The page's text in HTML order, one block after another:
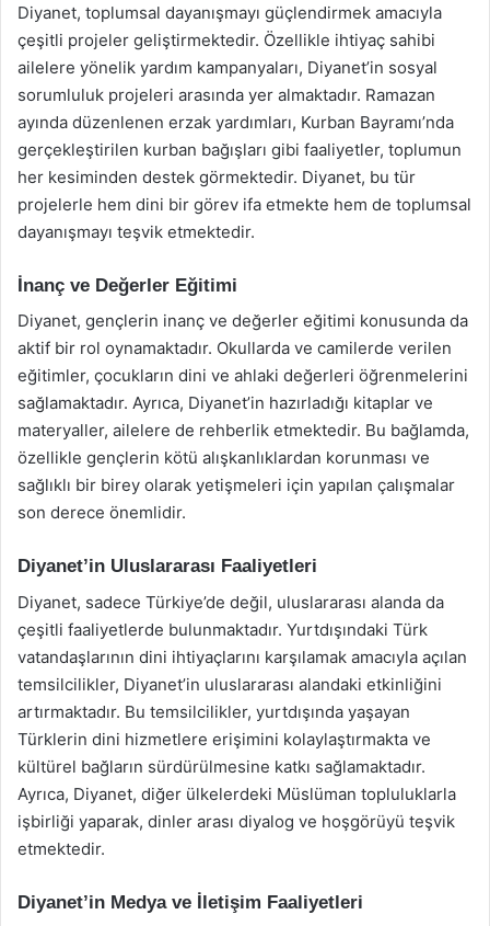
Diyanet, toplumsal dayanışmayı güçlendirmek amacıyla
çeşitli projeler geliştirmektedir. Özellikle ihtiyaç sahibi
ailelere yönelik yardım kampanyaları, Diyanet’in sosyal
sorumluluk projeleri arasında yer almaktadır. Ramazan
ayında düzenlenen erzak yardımları, Kurban Bayramı’nda
gerçekleştirilen kurban bağışları gibi faaliyetler, toplumun
her kesiminden destek görmektedir. Diyanet, bu tür
projelerle hem dini bir görev ifa etmekte hem de toplumsal
dayanışmayı teşvik etmektedir.
İnanç ve Değerler Eğitimi
Diyanet, gençlerin inanç ve değerler eğitimi konusunda da
aktif bir rol oynamaktadır. Okullarda ve camilerde verilen
eğitimler, çocukların dini ve ahlaki değerleri öğrenmelerini
sağlamaktadır. Ayrıca, Diyanet’in hazırladığı kitaplar ve
materyaller, ailelere de rehberlik etmektedir. Bu bağlamda,
özellikle gençlerin kötü alışkanlıklardan korunması ve
sağlıklı bir birey olarak yetişmeleri için yapılan çalışmalar
son derece önemlidir.
Diyanet’in Uluslararası Faaliyetleri
Diyanet, sadece Türkiye’de değil, uluslararası alanda da
çeşitli faaliyetlerde bulunmaktadır. Yurtdışındaki Türk
vatandaşlarının dini ihtiyaçlarını karşılamak amacıyla açılan
temsilcilikler, Diyanet’in uluslararası alandaki etkinliğini
artırmaktadır. Bu temsilcilikler, yurtdışında yaşayan
Türklerin dini hizmetlere erişimini kolaylaştırmakta ve
kültürel bağların sürdürülmesine katkı sağlamaktadır.
Ayrıca, Diyanet, diğer ülkelerdeki Müslüman topluluklarla
işbirliği yaparak, dinler arası diyalog ve hoşgörüyü teşvik
etmektedir.
Diyanet’in Medya ve İletişim Faaliyetleri